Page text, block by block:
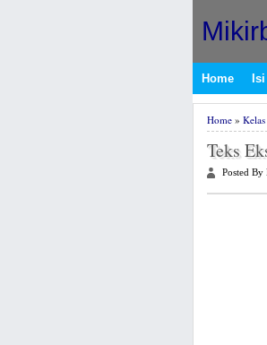
Home
Home»
Teks
Posted By